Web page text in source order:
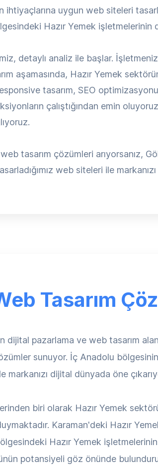
uygun web siteleri
Hazır Yemek
detaylı analiz ile başlar.
aşamasında, Hazır Yemek
tasarım, SEO
çalıştığından emin
tasarım çözümleri arıyorsanız,
web siteleri ile
Tasarım
dijital pazarlama ve web tasarım
sunuyor. İç Anadolu
markanızı dijital dünyada öne
biri olarak Hazır Yemek
Karaman'deki Hazır
Hazır Yemek
potansiyeli göz önünde